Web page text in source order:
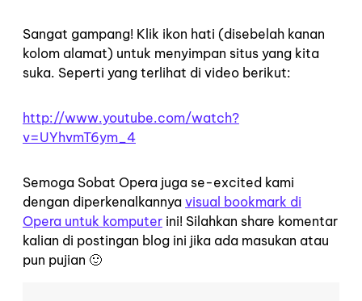
Sangat gampang! Klik ikon hati (disebelah kanan
kolom alamat) untuk menyimpan situs yang kita
suka. Seperti yang terlihat di video berikut:
http://www.youtube.com/watch?
v=UYhvmT6ym_4
Semoga Sobat Opera juga se-excited kami
dengan diperkenalkannya visual bookmark di
Opera untuk komputer ini! Silahkan share komentar
kalian di postingan blog ini jika ada masukan atau
pun pujian 🙂